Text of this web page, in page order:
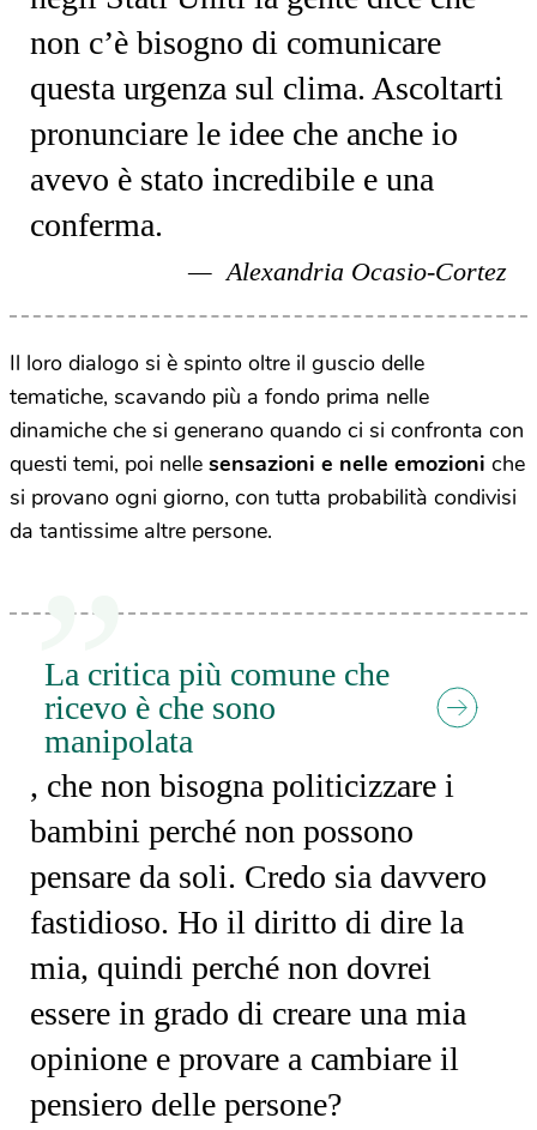
non c’è bisogno di comunicare
questa urgenza sul clima. Ascoltarti
pronunciare le idee che anche io
avevo è stato incredibile e una
conferma.
Alexandria Ocasio-Cortez
Il loro dialogo si è spinto oltre il guscio delle
tematiche, scavando più a fondo prima nelle
dinamiche che si generano quando ci si confronta con
questi temi, poi nelle sensazioni e nelle emozioni che
si provano ogni giorno, con tutta probabilità condivisi
da tantissime altre persone.
La critica più comune che
ricevo è che sono
manipolata
, che non bisogna politicizzare i
bambini perché non possono
pensare da soli. Credo sia davvero
fastidioso. Ho il diritto di dire la
mia, quindi perché non dovrei
essere in grado di creare una mia
opinione e provare a cambiare il
pensiero delle persone?